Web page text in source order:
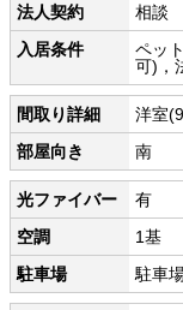
法人契約
相談
入居条件
ペッ
可)，
間取り詳細
洋室
部屋向き
南
光ファイバー
有
空調
1基
駐車場
駐車